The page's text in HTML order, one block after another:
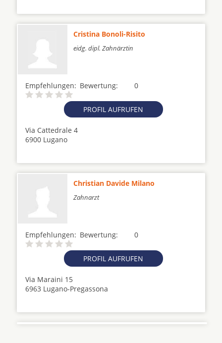
Cristina Bonoli-Risito
eidg. dipl. Zahnärztin
Empfehlungen: 0
Bewertung:
PROFIL AUFRUFEN
Via Cattedrale 4
6900 Lugano
Christian Davide Milano
Zahnarzt
Empfehlungen: 0
Bewertung:
PROFIL AUFRUFEN
Via Maraini 15
6963 Lugano-Pregassona